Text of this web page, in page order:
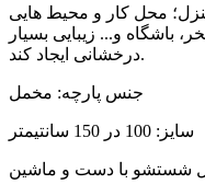
محل کار و محیط هایی
باشگاه و... زیبایی بسیار
درخشانی ایجاد کند.
جنس پارچه: مخمل
سایز: 100 در 150 سانتیمتر
شستشو با دست و ماشین